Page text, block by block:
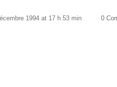
1994 at 17 h 53 min 0